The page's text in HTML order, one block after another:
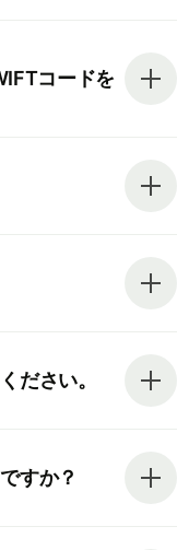
コードを
ださい。
すか？